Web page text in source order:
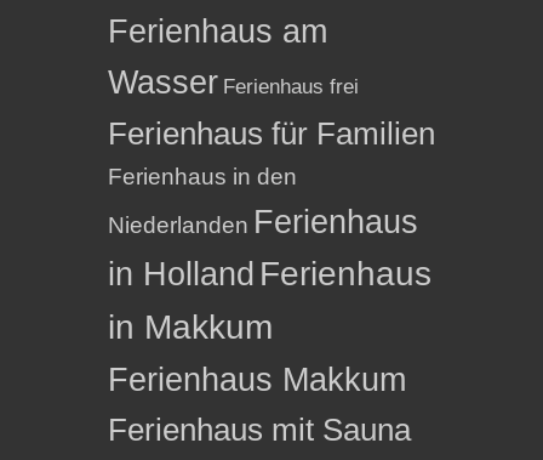
Ferienhaus am
Wasser Ferienhaus frei
Ferienhaus für Familien
Ferienhaus in den
Niederlanden Ferienhaus
in Holland Ferienhaus
in Makkum
Ferienhaus Makkum
Ferienhaus mit Sauna